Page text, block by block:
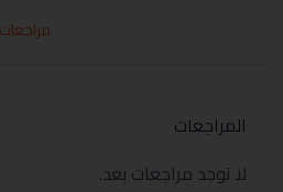
مراجعات
المراجعات
لا توجد مراجعات بعد.